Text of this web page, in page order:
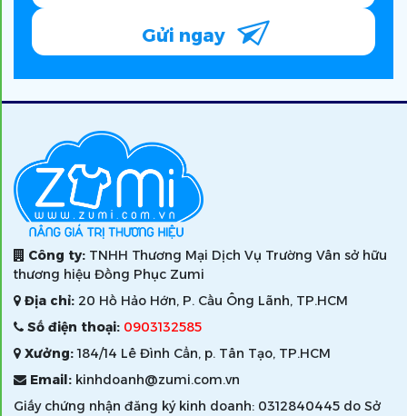
Gửi ngay
Công ty: TNHH Thương Mại Dịch Vụ Trường Vân sở hữu
thương hiệu Đồng Phục Zumi
Địa chỉ: 20 Hồ Hảo Hớn, P. Cầu Ông Lãnh, TP.HCM
Số điện thoại: 0903132585
Xưởng:184/14 Lê Đình Cẩn, p. Tân Tạo, TP.HCM
Email: kinhdoanh@zumi.com.vn
Giấy chứng nhận đăng ký kinh doanh: 0312840445 do Sở